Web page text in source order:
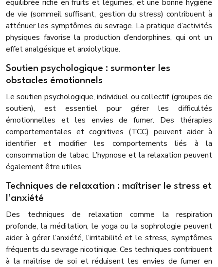
équilibrée riche en fruits et légumes, et une bonne hygiène
de vie (sommeil suffisant, gestion du stress) contribuent à
atténuer les symptômes du sevrage. La pratique d’activités
physiques favorise la production d’endorphines, qui ont un
effet analgésique et anxiolytique.
Soutien psychologique : surmonter les
obstacles émotionnels
Le soutien psychologique, individuel ou collectif (groupes de
soutien), est essentiel pour gérer les difficultés
émotionnelles et les envies de fumer. Des thérapies
comportementales et cognitives (TCC) peuvent aider à
identifier et modifier les comportements liés à la
consommation de tabac. L’hypnose et la relaxation peuvent
également être utiles.
Techniques de relaxation : maîtriser le stress et
l’anxiété
Des techniques de relaxation comme la respiration
profonde, la méditation, le yoga ou la sophrologie peuvent
aider à gérer l’anxiété, l’irritabilité et le stress, symptômes
fréquents du sevrage nicotinique. Ces techniques contribuent
à la maîtrise de soi et réduisent les envies de fumer en